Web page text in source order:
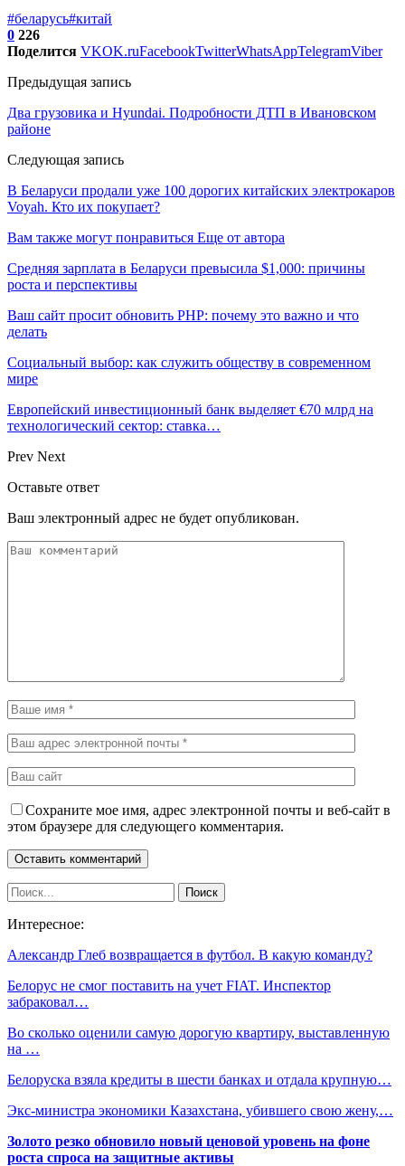
#беларусь#китай
0 226
Поделится VKOK.ruFacebookTwitterWhatsAppTelegramViber
Предыдущая запись
Два грузовика и Hyundai. Подробности ДТП в Ивановском
районе
Следующая запись
В Беларуси продали уже 100 дорогих китайских электрокаров
Voyah. Кто их покупает?
Вам также могут понравиться Еще от автора
Средняя зарплата в Беларуси превысила $1,000: причины
роста и перспективы
Ваш сайт просит обновить PHP: почему это важно и что
делать
Социальный выбор: как служить обществу в современном
мире
Европейский инвестиционный банк выделяет €70 млрд на
технологический сектор: ставка…
Prev Next
Оставьте ответ
Ваш электронный адрес не будет опубликован.
Сохраните мое имя, адрес электронной почты и веб-сайт в
этом браузере для следующего комментария.
Интересное:
Александр Глеб возвращается в футбол. В какую команду?
Белорус не смог поставить на учет FIAT. Инспектор
забраковал…
Во сколько оценили самую дорогую квартиру, выставленную
на …
Белоруска взяла кредиты в шести банках и отдала крупную…
Экс-министра экономики Казахстана, убившего свою жену,…
Золото резко обновило новый ценовой уровень на фоне
роста спроса на защитные активы